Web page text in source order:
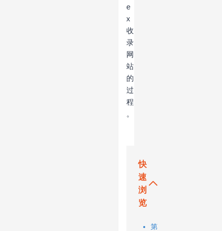
e
x
收
录
网
站
的
过
程
。
快
速
浏
览
第